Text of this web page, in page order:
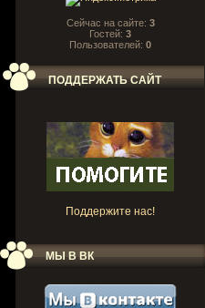
Сейчас на сайте: 3
Гостей: 3
Пользователей: 0
ПОДДЕРЖАТЬ САЙТ
Поддержите нас!
МЫ В ВК